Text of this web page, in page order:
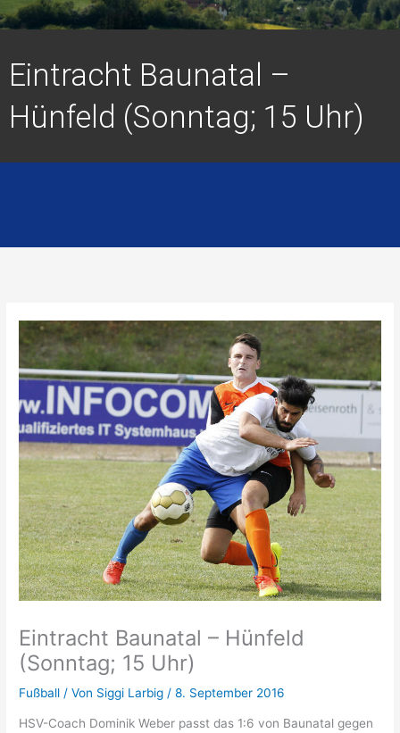
Eintracht Baunatal –
Hünfeld (Sonntag; 15 Uhr)
Eintracht Baunatal – Hünfeld
(Sonntag; 15 Uhr)
Fußball / Von Siggi Larbig /8. September 2016
HSV-Coach Dominik Weber passt das 1:6 von Baunatal gegen